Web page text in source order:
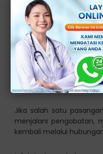
Hal ini bisa membuat
efektif, dan bakteri yang
menginfeksi.
3. Infeksi
Pasangan
Jika salah satu
menjalani pengobatan,
kembali melalui